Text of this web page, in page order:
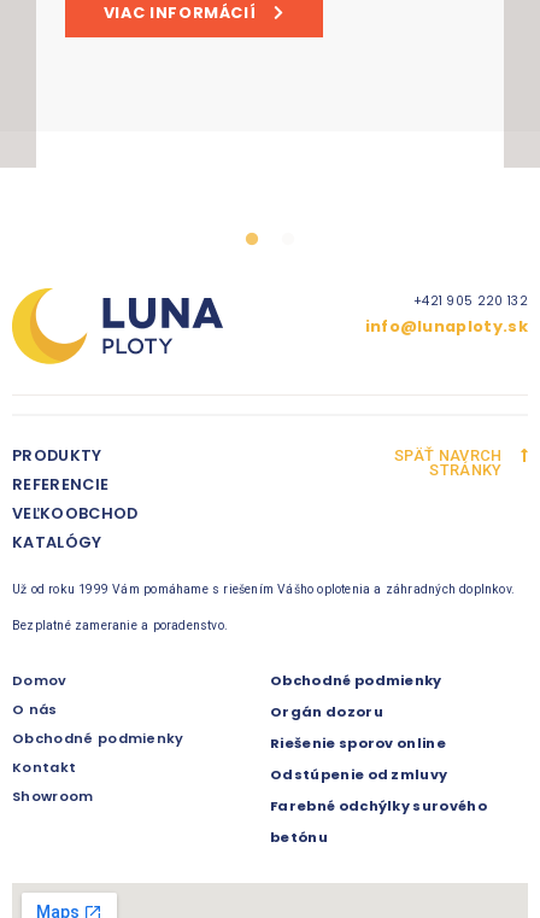
VIAC INFORMÁCIÍ
+421 905 220 132
info@lunaploty.sk
PRODUKTY
REFERENCIE
VEĽKOOBCHOD
KATALÓGY
SPÄŤ NAVRCH
STRÁNKY
Už od roku 1999 Vám pomáhame s riešením Vášho oplotenia a záhradných doplnkov.
Bezplatné zameranie a poradenstvo.
Domov
O nás
Obchodné podmienky
Kontakt
Showroom
Obchodné podmienky
Orgán dozoru
Riešenie sporov online
Odstúpenie od zmluvy
Farebné odchýlky surového
betónu